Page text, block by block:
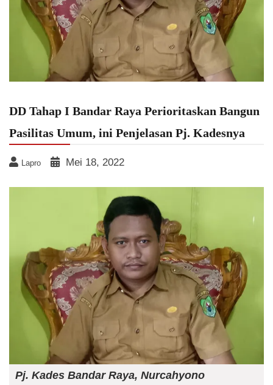
DD Tahap I Bandar Raya Perioritaskan Bangun
Pasilitas Umum, ini Penjelasan Pj. Kadesnya
Lapro Mei 18, 2022
Pj. Kades Bandar Raya, Nurcahyono